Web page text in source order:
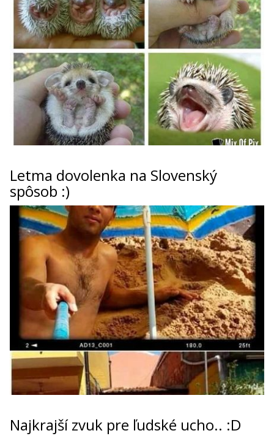
Letma dovolenka na Slovenský
spôsob :)
Najkrajší zvuk pre ľudské ucho.. :D